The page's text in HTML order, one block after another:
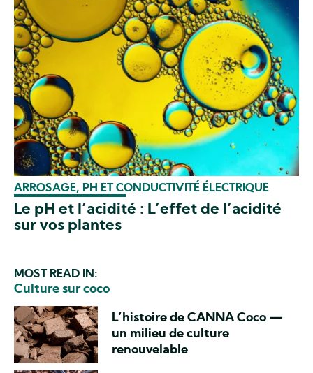
ARROSAGE, PH ET CONDUCTIVITÉ ÉLECTRIQUE
Le pH et l’acidité : L’effet de l’acidité
sur vos plantes
MOST READ IN:
Culture sur coco
L’histoire de CANNA Coco —
un milieu de culture
renouvelable